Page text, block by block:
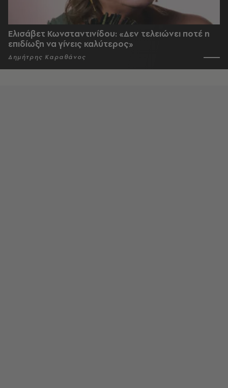
Ελισάβετ Κωνσταντινίδου: «Δεν τελειώνει ποτέ η
επιδίωξη να γίνεις καλύτερος»
Δημήτρης Καραθάνος